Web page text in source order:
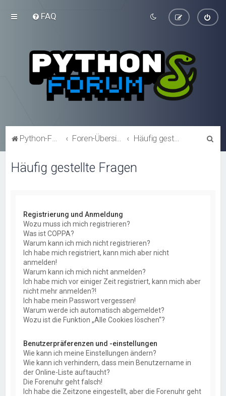
FAQ
Python-Forum.de Foren-Übersicht
Häufig gestellte Fragen
Registrierung und Anmeldung
Wozu muss ich mich registrieren?
Was ist COPPA?
Warum kann ich mich nicht registrieren?
Ich habe mich registriert, kann mich aber nicht
anmelden!
Warum kann ich mich nicht anmelden?
Ich habe mich vor einiger Zeit registriert, kann mich aber
nicht mehr anmelden?!
Ich habe mein Passwort vergessen!
Warum werde ich automatisch abgemeldet?
Wozu ist die Funktion „Alle Cookies löschen“?
Benutzerpräferenzen und -einstellungen
Wie kann ich meine Einstellungen ändern?
Wie kann ich verhindern, dass mein Benutzername in
der Online-Liste auftaucht?
Die Forenuhr geht falsch!
Ich habe die Zeitzone eingestellt, aber die Forenuhr geht